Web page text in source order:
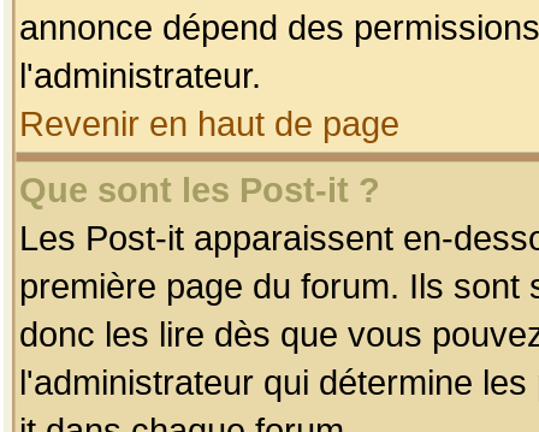
annonce dépend des
l'administrateur.
Revenir en haut de page
Que sont les Post-it ?
Les Post-it apparaissent en-
première page du forum. Ils
donc les lire dès que vous
l'administrateur qui détermine